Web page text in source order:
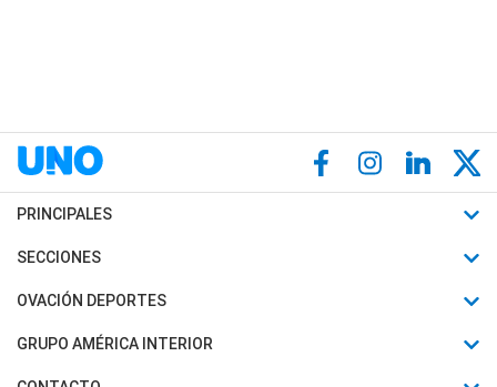
PRINCIPALES
Últimas Noticias
Política
SECCIONES
Horóscopo
Motores
OVACIÓN DEPORTES
Fútbol
Mundial
GRUPO AMÉRICA INTERIOR